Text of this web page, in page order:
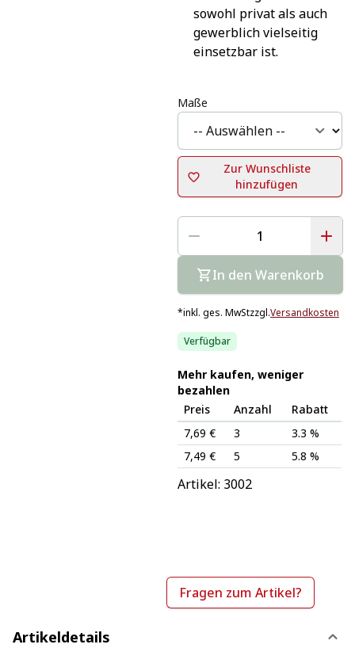
sowohl privat als auch
gewerblich vielseitig
einsetzbar ist.
Maße
Zur Wunschliste
hinzufügen
In den Warenkorb
*inkl. ges. MwStzzgl.Versandkosten
Verfügbar
Mehr kaufen, weniger
bezahlen
Preis
Anzahl
Rabatt
7,69 €
3
3.3 %
7,49 €
5 5.8 %
Artikel: 3002
Fragen zum Artikel?
Artikeldetails